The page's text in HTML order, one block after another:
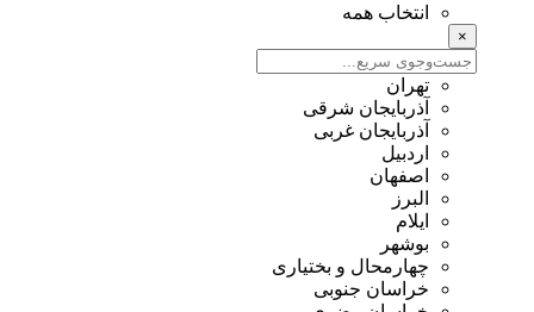
انتخاب همه
تهران
آذربایجان شرقی
آذربایجان غربی
اردبیل
اصفهان
البرز
ایلام
بوشهر
چهارمحال و بختیاری
خراسان جنوبی